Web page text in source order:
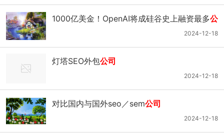
1000亿美金！OpenAI将成硅谷史上融资最多公
2024-12-18
灯塔SEO外包公司
2024-12-18
对比国内与国外seo／sem公司
2024-12-18